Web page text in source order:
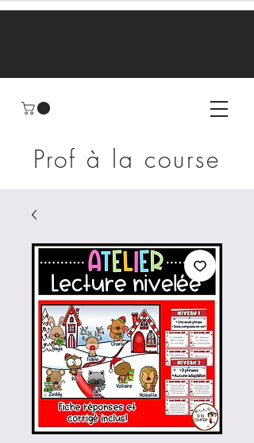
Prof à la course